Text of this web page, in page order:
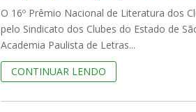
O 16º Prêmio Nacional de Literatura dos
pelo Sindicato dos Clubes do Estado de
Academia Paulista de Letras...
CONTINUAR LENDO